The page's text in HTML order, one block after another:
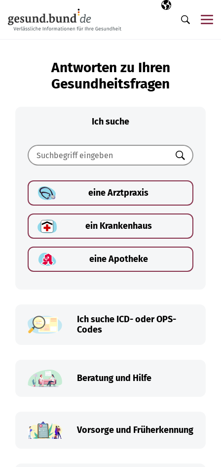
Ausgewählte
DE
Suche
Antworten zu Ihren
Gesundheitsfragen
Ich suche
Suchen
eine Arztpraxis
ein Krankenhaus
eine Apotheke
Ich suche ICD- oder OPS-
Codes
Beratung und Hilfe
Vorsorge und Früherkennung